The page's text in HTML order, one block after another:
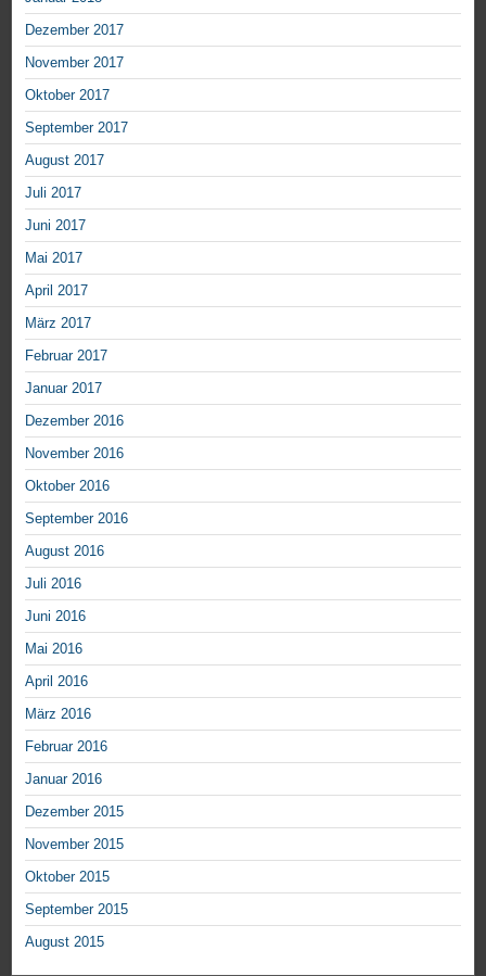
Dezember 2017
November 2017
Oktober 2017
September 2017
August 2017
Juli 2017
Juni 2017
Mai 2017
April 2017
März 2017
Februar 2017
Januar 2017
Dezember 2016
November 2016
Oktober 2016
September 2016
August 2016
Juli 2016
Juni 2016
Mai 2016
April 2016
März 2016
Februar 2016
Januar 2016
Dezember 2015
November 2015
Oktober 2015
September 2015
August 2015